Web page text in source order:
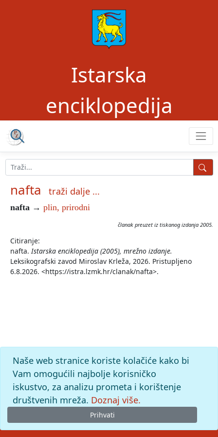
Istarska
enciklopedija
nafta traži dalje ...
nafta → plin, prirodni
članak preuzet iz tiskanog izdanja 2005.
Citiranje:
nafta. Istarska enciklopedija (2005), mrežno izdanje.
Leksikografski zavod Miroslav Krleža, 2026. Pristupljeno
6.8.2026. <https://istra.lzmk.hr/clanak/nafta>.
Naše web stranice koriste kolačiće kako bi
Vam omogućili najbolje korisničko
iskustvo, za analizu prometa i korištenje
društvenih mreža. Doznaj više.
Prihvati
© 2026Leksikografski zavodMiroslav Krleža